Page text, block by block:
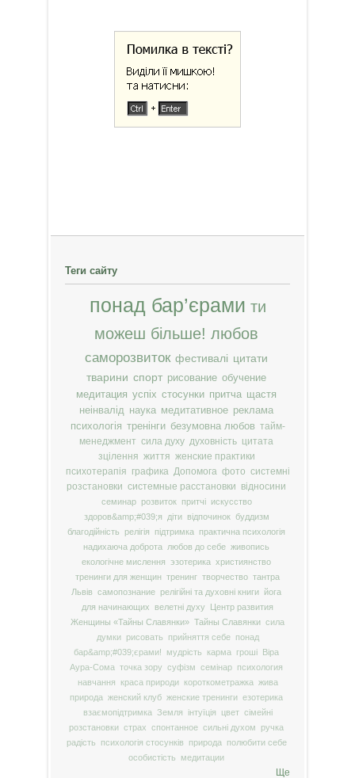
Теги сайту
понад бар’єрами ти
можеш більше! любов
саморозвиток фестивалі цитати
тварини спорт рисование обучение
медитация успіх стосунки притча щастя
неінвалід наука медитативное реклама
психологія тренінги безумовна любов тайм-
менеджмент сила духу духовність цитата
зцілення життя женские практики
психотерапія графика Допомога фото системні
розстановки системные расстановки відносини
семинар розвиток притчі
искусство
здоров&amp;#039;я
діти відпочинок буддизм
благодійність
релігія підтримка
практична психологія
надихаюча доброта
любов до себе живопись
екологічне мислення
эзотерика християнство
тренинги для женщин тренинг творчество тантра
Львів самопознание релігійні та духовні книги йога
для начинающих
велетні духу
Центр развития
Женщины «Тайны Славянки» Тайны Славянки сила
думки
рисовать прийняття себе
понад
бар&amp;#039;єрами!
мудрість карма гроші Віра
Аура-Сома точка зору суфізм семінар психология
навчання
краса природи короткометражка жива
природа женский клуб женские тренинги езотерика
взаємопідтримка Земля інтуїція цвет сімейні
розстановки страх спонтанное сильні духом
ручка
радість
психологія стосунків природа
полюбити себе
особистість
медитации
Ще